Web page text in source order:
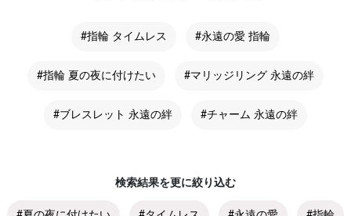
#指輪 タイムレス #永遠の愛 指輪
#指輪 夏の夜に付けたい #マリッジリング 永遠の絆
#ブレスレット 永遠の絆 #チャーム 永遠の絆
検索結果を更に絞り込む